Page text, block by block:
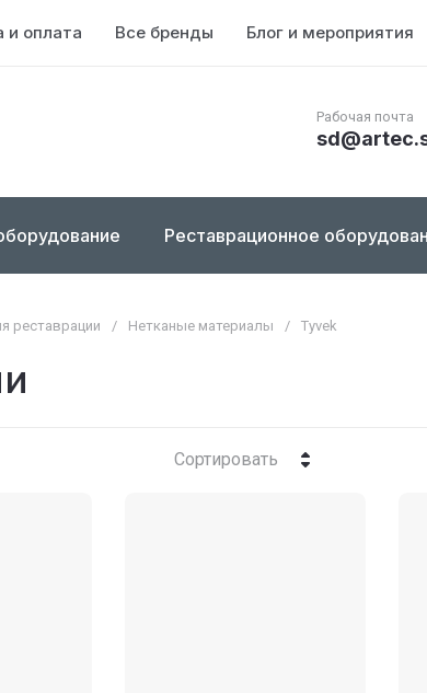
и оплата Все бренды Блог и мероприятия
Рабочая почта
Реставрационное
реставрации / Нетканые материалы / Tyvek
Сортировать